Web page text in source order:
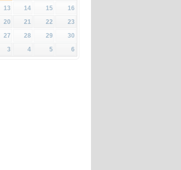
13 14 15
16
20 21 22
23
27 28 29
30
3 4 5 6